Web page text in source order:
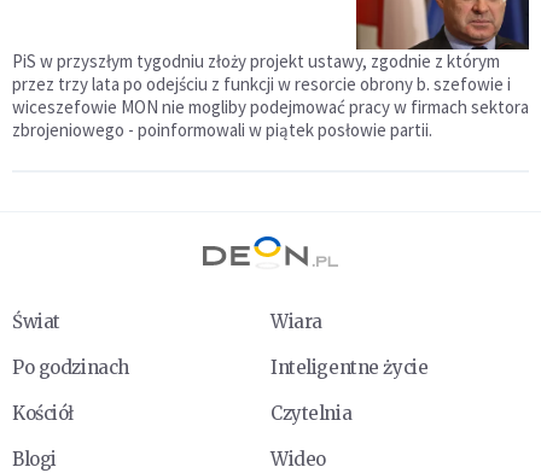
PiS w przyszłym tygodniu złoży projekt ustawy, zgodnie z którym
przez trzy lata po odejściu z funkcji w resorcie obrony b. szefowie i
wiceszefowie MON nie mogliby podejmować pracy w firmach sektora
zbrojeniowego - poinformowali w piątek posłowie partii.
Świat
Wiara
Po godzinach
Inteligentne życie
Kościół
Czytelnia
Blogi
Wideo